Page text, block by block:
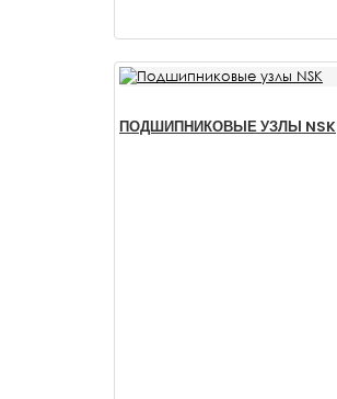
ПОДШИПНИКОВЫЕ УЗЛЫ NSK